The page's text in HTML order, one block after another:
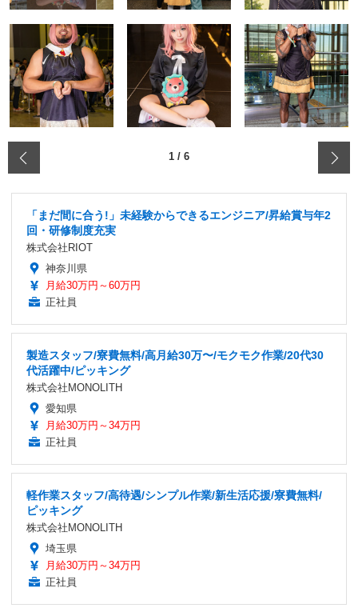
1 / 6
「まだ間に合う!」未経験からできるエンジニア/昇給賞与年2
回・研修制度充実
株式会社RIOT
神奈川県
月給30万円～60万円
正社員
製造スタッフ/寮費無料/高月給30万〜/モクモク作業/20代30
代活躍中/ピッキング
株式会社MONOLITH
愛知県
月給30万円～34万円
正社員
軽作業スタッフ/高待遇/シンプル作業/新生活応援/寮費無料/
ピッキング
株式会社MONOLITH
埼玉県
月給30万円～34万円
正社員